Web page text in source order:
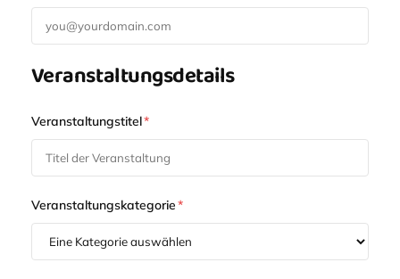
Veranstaltungsdetails
Veranstaltungstitel*
Veranstaltungskategorie*